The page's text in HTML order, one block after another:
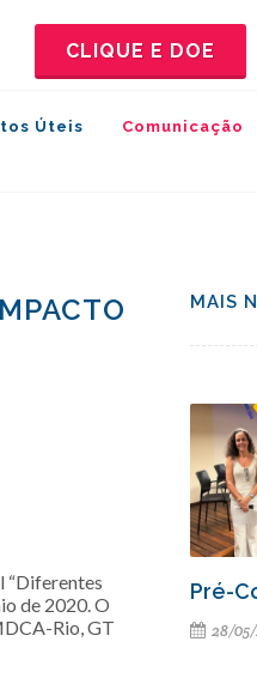
CLIQUE E DOE
Úteis Comunicação
“Diferentes
de 2020. O
Rio, GT
MAIS
Pré-
28/